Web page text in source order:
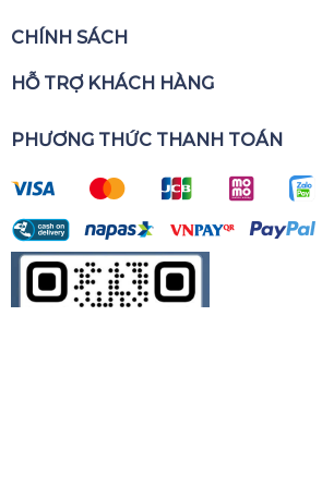
CHÍNH SÁCH
HỖ TRỢ KHÁCH HÀNG
PHƯƠNG THỨC THANH TOÁN